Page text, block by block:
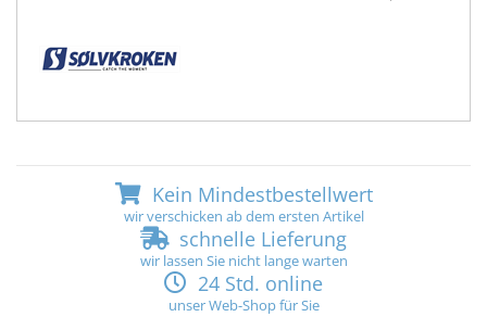
Kein Mindestbestellwert
wir verschicken ab dem ersten Artikel
schnelle Lieferung
wir lassen Sie nicht lange warten
24 Std. online
unser Web-Shop für Sie